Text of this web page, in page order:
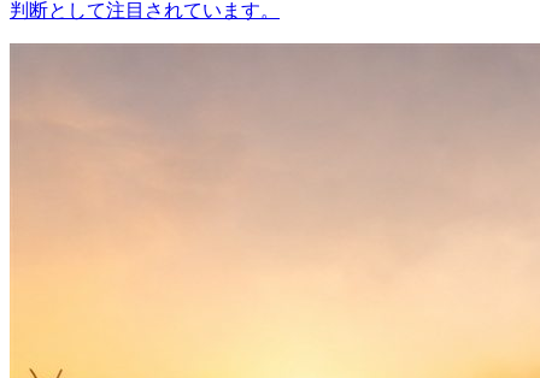
判断として注目されています。